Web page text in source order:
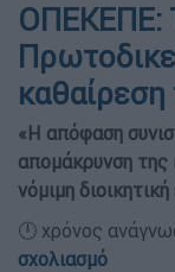
ΟΠΕΚΕΠΕ:
«Η απόφαση
απομάκρυνση
νόμιμη
🕛 χρόνος
σχολιασμό